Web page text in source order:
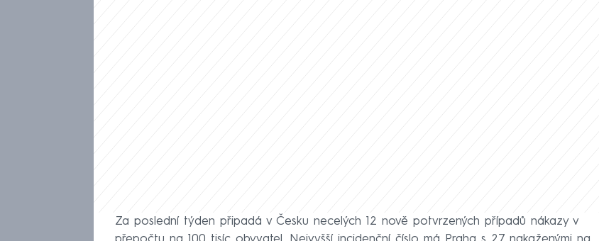
Za poslední týden připadá v Česku necelých 12 nově potvrzených případů nákazy v